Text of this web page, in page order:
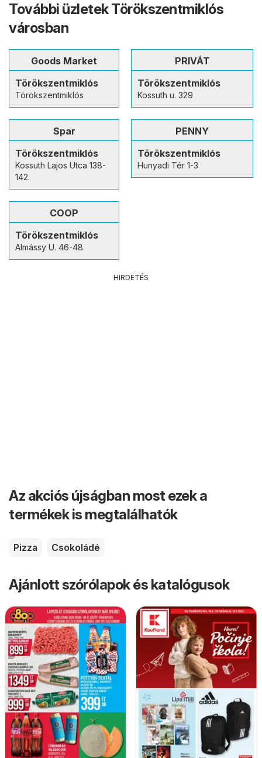
További üzletek Törökszentmiklós
városban
Goods Market
Törökszentmiklós
Törökszentmiklós
PRIVÁT
Törökszentmiklós
Kossuth u. 329
Spar
Törökszentmiklós
Kossuth Lajos Utca 138-
142.
PENNY
Törökszentmiklós
Hunyadi Tér 1-3
COOP
Törökszentmiklós
Almássy U. 46-48.
HIRDETÉS
Az akciós újságban most ezek a
termékek is megtalálhatók
Pizza Csokoládé
Ajánlott szórólapok és katalógusok